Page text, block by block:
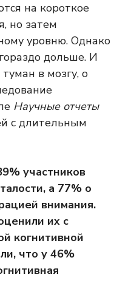
на короткое
но затем
уровню. Однако
дольше. И
в мозгу, о
Научные отчеты
с длительным
участников
а 77% о
внимания.
их с
когнитивной
что у 46%